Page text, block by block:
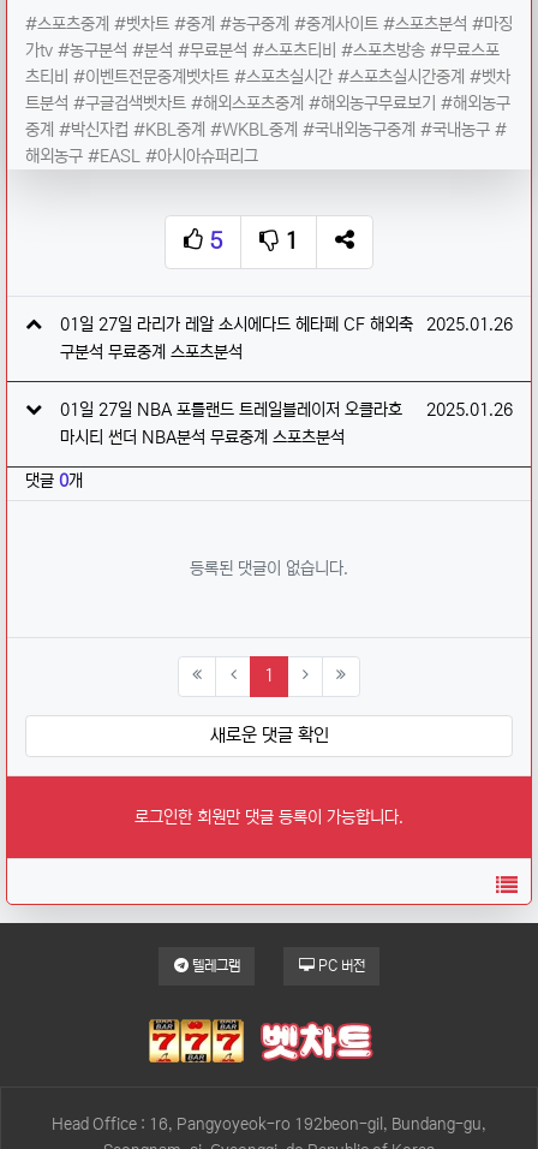
#스포츠중계 #벳차트 #중계 #농구중계 #중계사이트 #스포츠분석 #마징
가tv #농구분석 #분석 #무료분석 #스포츠티비 #스포츠방송 #무료스포
츠티비 #이벤트전문중계벳차트 #스포츠실시간 #스포츠실시간중계 #벳차
트분석 #구글검색벳차트 #해외스포츠중계 #해외농구무료보기 #해외농구
중계 #박신자컵 #KBL중계 #WKBL중계 #국내외농구중계 #국내농구 #
해외농구 #EASL #아시아슈퍼리그
5
추천
1
비추천SNS 공유
01일 27일 라리가 레알 소시에다드 헤타페 CF 해외축
구분석 무료중계 스포츠분석
작성일
2025.01.26
01일 27일 NBA 포틀랜드 트레일블레이저 오클라호
마시티 썬더 NBA분석 무료중계 스포츠분석
작성일
2025.01.26
댓글 0개
등록된 댓글이 없습니다.
1 (current)
새로운 댓글 확인
로그인한 회원만 댓글 등록이 가능합니다.
목
텔레그램 PC 버전
Head Office : 16, Pangyoyeok-ro 192beon-gil, Bundang-gu,